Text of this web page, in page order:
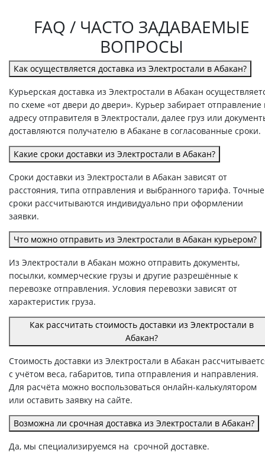
FAQ / ЧАСТО ЗАДАВАЕМЫЕ
ВОПРОСЫ
Как осуществляется доставка из Электростали в Абакан?
Курьерская доставка из Электростали в Абакан
по схеме «от двери до двери». Курьер забирает отправление
адресу отправителя в Электростали, далее груз или
доставляются получателю в Абакане в согласованные сроки.
Какие сроки доставки из Электростали в Абакан?
Сроки доставки из Электростали в Абакан зависят от
расстояния, типа отправления и выбранного тарифа. Точные
сроки рассчитываются индивидуально при оформлении
заявки.
Что можно отправить из Электростали в Абакан курьером?
Из Электростали в Абакан можно отправить документы,
посылки, коммерческие грузы и другие разрешённые к
перевозке отправления. Условия перевозки зависят от
характеристик груза.
Как рассчитать стоимость доставки из Электростали в
Абакан?
Стоимость доставки из Электростали в Абакан
с учётом веса, габаритов, типа отправления и направления.
Для расчёта можно воспользоваться онлайн-калькулятором
или оставить заявку на сайте.
Возможна ли срочная доставка из Электростали в Абакан?
Да, мы специализируемся на срочной доставке.